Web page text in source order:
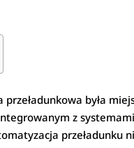
przeładunkowa była
z
przeładunku